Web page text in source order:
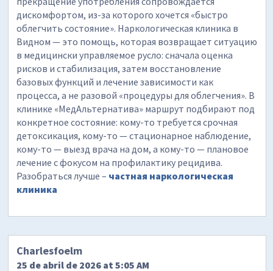
дискомфортом, из-за которого хочется «быстро
облегчить состояние». Наркологическая клиника в
Видном — это помощь, которая возвращает ситуацию
в медицински управляемое русло: сначала оценка
рисков и стабилизация, затем восстановление
базовых функций и лечение зависимости как
процесса, а не разовой «процедуры для облегчения». В
клинике «МедАльтернатива» маршрут подбирают под
конкретное состояние: кому-то требуется срочная
детоксикация, кому-то — стационарное наблюдение,
кому-то — выезд врача на дом, а кому-то — плановое
лечение с фокусом на профилактику рецидива.
Разобраться лучше – частная наркологическая
клиника
Charlesfoelm
25 de abril de 2026 at 5:05 AM